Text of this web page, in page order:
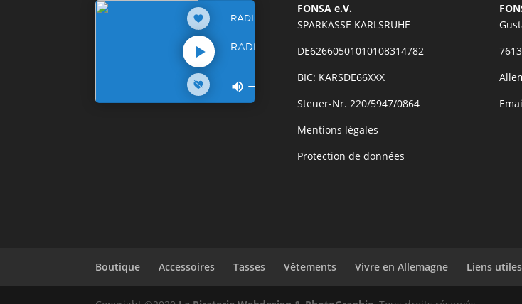
FONSA e.V.
SPARKASSE KARLSRUHE
DE62660501010108314782
BIC: KARSDE66XXX
Steuer-Nr. 220/5947/0864
Mentions légales
Protection de données
Boutique Accessoires Tasses Vêtements Vivre en Allemagne Liens utiles